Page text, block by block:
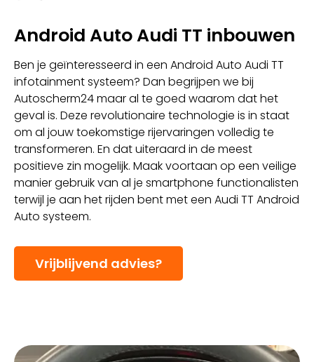
Android Auto Audi TT inbouwen
Ben je geïnteresseerd in een Android Auto Audi TT
infotainment systeem? Dan begrijpen we bij
Autoscherm24 maar al te goed waarom dat het
geval is. Deze revolutionaire technologie is in staat
om al jouw toekomstige rijervaringen volledig te
transformeren. En dat uiteraard in de meest
positieve zin mogelijk. Maak voortaan op een veilige
manier gebruik van al je smartphone functionalisten
terwijl je aan het rijden bent met een Audi TT Android
Auto systeem.
Vrijblijvend advies?